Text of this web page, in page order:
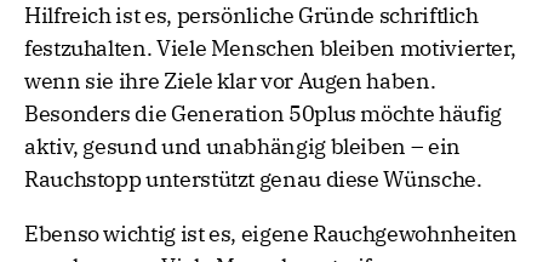
Hilfreich ist es, persönliche Gründe schriftlich
festzuhalten. Viele Menschen bleiben motivierter,
wenn sie ihre Ziele klar vor Augen haben.
Besonders die Generation 50plus möchte häufig
aktiv, gesund und unabhängig bleiben – ein
Rauchstopp unterstützt genau diese Wünsche.
Ebenso wichtig ist es, eigene Rauchgewohnheiten